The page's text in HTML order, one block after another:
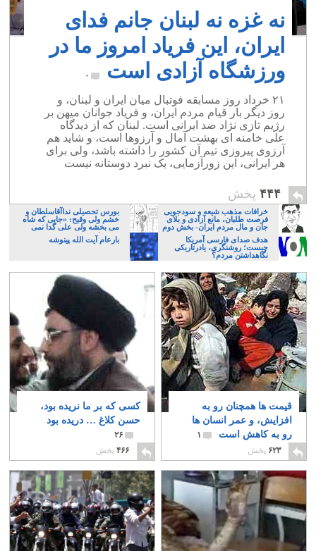
نه غزه نه لبنان جانم فدای
ایران، این فریاد امروز ما در
ورزشگاه آزادی است
۰
۲۱ خرداد روز مسابقه فوتبال میان ایران و لبنان، و
روز دیگر بار قیام مردم ایران، و فریاد جوانان میهن بر
رژیم تازی نژاد ضد ایرانی است. لبنان که از دیدگاه
علی خامنه ای بهشت آمال و آرزوها است، و شاید هم
آرزوی پیروزی تیم آن کشور را داشته باشد، ولی برای
هر ایرانی، این زورآزمایی، یک نبرد دوستانه نیست
۴۴۴ پخش
خرافات مذهب شیعه و سودجویی
فرصت طلبان، مانع آزادی و بلای
جان و مال مردم ایران- بخش دوم
بورس تحصیلی نداآقاسلطان و
خشم ولی وقیح: «جایی که شاه
می بخشه ولی علی گدا نمی
بخشه!»
هدف صدای فارسی آمریکا
چیست؛ روشنگری، یادرتاریکی
نگاهداشتن مردم؟
بارعام آیت الله پینوشه
قیمت ها همچنان رو به
افزایش، و عمر انسان ها
رو به کاهش است
۱
۶۲۳ پخش
کسی که بر ما نریده بود،
حسن کلاغ … دریده بود
۲۶
۴۶۶ پخش